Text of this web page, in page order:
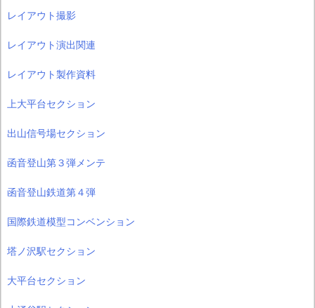
レイアウト撮影
レイアウト演出関連
レイアウト製作資料
上大平台セクション
出山信号場セクション
函音登山第３弾メンテ
函音登山鉄道第４弾
国際鉄道模型コンベンション
塔ノ沢駅セクション
大平台セクション